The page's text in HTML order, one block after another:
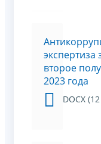
экспертиза
второе
2023 года
DOCX